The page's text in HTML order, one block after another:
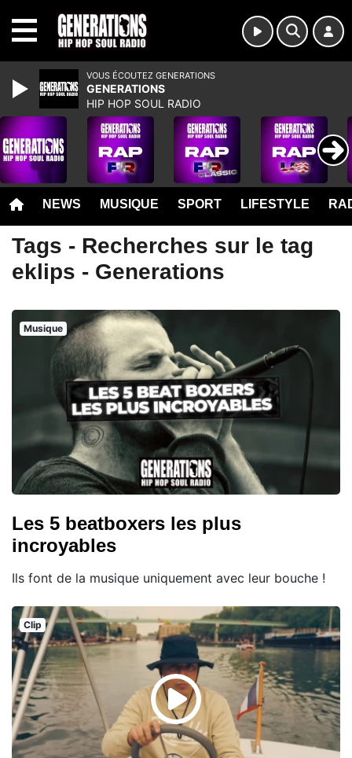
NEWS MUSIQUE SPORT LIFESTYLE
Tags - Recherches sur le tag
eklips - Generations
Musique
Les 5 beatboxers les plus
incroyables
Ils font de la musique uniquement avec leur bouche !
Clip
VOUS ÉCOUTEZ GENERATIONS
GENERATIONS
HIP HOP SOUL RADIO